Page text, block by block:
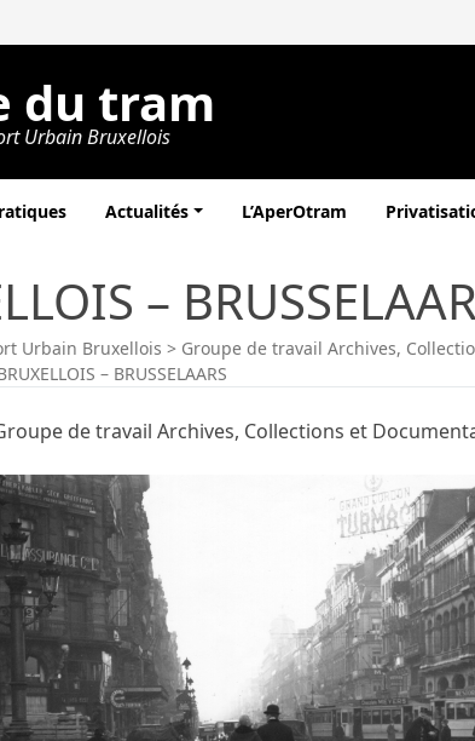
du tram
Urbain Bruxellois
Actualités L’AperOtram
–
Urbain Bruxellois > Groupe de travail Archives,
– BRUSSELAARS
de travail Archives, Collections et